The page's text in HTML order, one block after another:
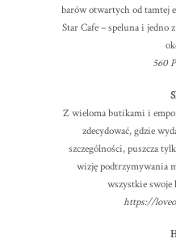
barów otwartych od tamtej
Star Cafe – speluna i jedno
560
Z wieloma butikami i
zdecydować, gdzie
szczególności, puszcza
wizję podtrzymywania
wszystkie swoje
https://